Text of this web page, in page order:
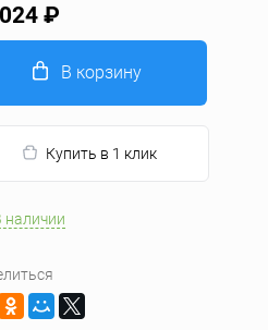
₽
В корзину
Купить в 1 клик
наличии